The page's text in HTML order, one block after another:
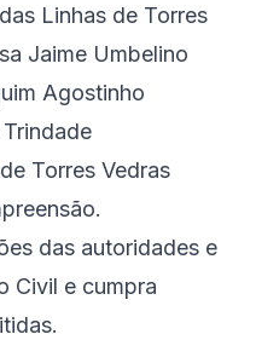
Linhas de Torres
Jaime Umbelino
Agostinho
Torres Vedras
das autoridades e
Civil e cumpra